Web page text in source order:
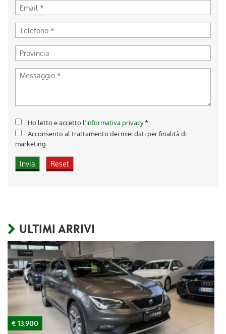
Ho letto e accetto l'informativa privacy*
Acconsento al trattamento dei miei dati per finalità di
marketing
ULTIMI ARRIVI
€ 13.900